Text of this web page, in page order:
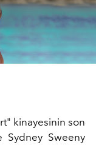
kinayesinin son
Sydney Sweeny